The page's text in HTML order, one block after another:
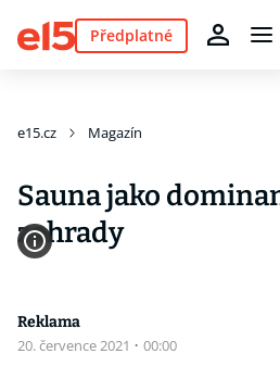
Předplatné
e15.cz Magazín
Sauna jako
zahrady
Reklama
20. července 2021 · 00:00